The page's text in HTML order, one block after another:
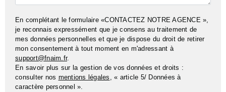
En complétant le formulaire «CONTACTEZ NOTRE AGENCE »,
je reconnais expressément que je consens au traitement de
mes données personnelles et que je dispose du droit de retirer
mon consentement à tout moment en m'adressant à
support@fnaim.fr.
En savoir plus sur la gestion de vos données et droits :
consulter nos mentions légales , « article 5/ Données à
caractère personnel ».